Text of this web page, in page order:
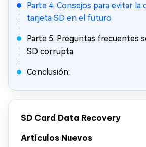
Parte 4: Consejos para evitar la
tarjeta SD en el futuro
Parte 5: Preguntas frecuentes
SD corrupta
Conclusión:
SD Card Data Recovery
Artículos Nuevos